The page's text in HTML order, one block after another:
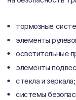
тормозные
элементы
осветительные
элементы
стекла и зеркала;
системы